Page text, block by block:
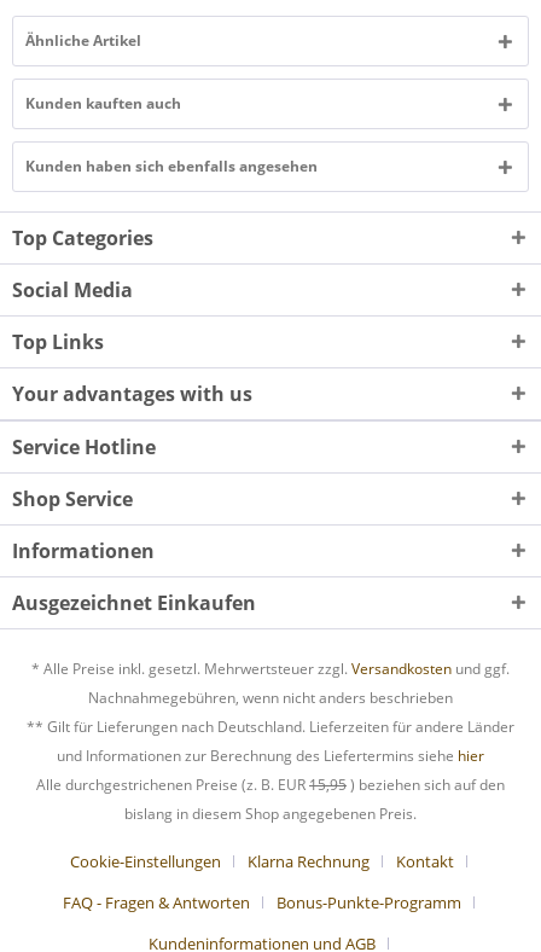
Ähnliche Artikel
Kunden kauften auch
Kunden haben sich ebenfalls angesehen
Top Categories
Social Media
Top Links
Your advantages with us
Service Hotline
Shop Service
Informationen
Ausgezeichnet Einkaufen
* Alle Preise inkl. gesetzl. Mehrwertsteuer zzgl. Versandkosten und ggf.
Nachnahmegebühren, wenn nicht anders beschrieben
** Gilt für Lieferungen nach Deutschland. Lieferzeiten für andere Länder
und Informationen zur Berechnung des Liefertermins siehe hier
Alle durchgestrichenen Preise (z. B. EUR15,95) beziehen sich auf den
bislang in diesem Shop angegebenen Preis.
Cookie-Einstellungen Klarna Rechnung
Kontakt
FAQ - Fragen & Antworten
Bonus-Punkte-Programm
Kundeninformationen und AGB